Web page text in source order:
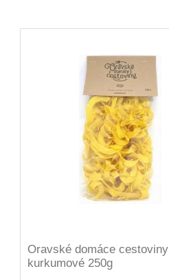
Oravské domáce cestoviny
kurkumové 250g